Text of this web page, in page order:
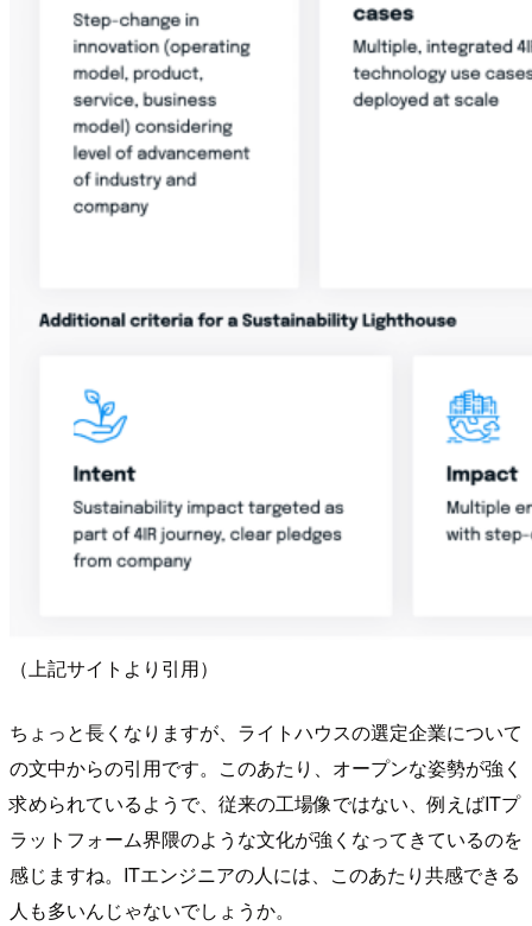
（上記サイトより引用）
ちょっと長くなりますが、ライトハウスの選定企業について
の文中からの引用です。このあたり、オープンな姿勢が強く
求められているようで、従来の工場像ではない、例えばITプ
ラットフォーム界隈のような文化が強くなってきているのを
感じますね。ITエンジニアの人には、このあたり共感できる
人も多いんじゃないでしょうか。